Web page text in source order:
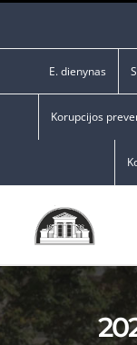
E. dienynas
Korupcijos